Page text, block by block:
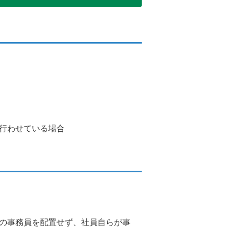
わせている場合
事務員を配置せず、社員自らが事